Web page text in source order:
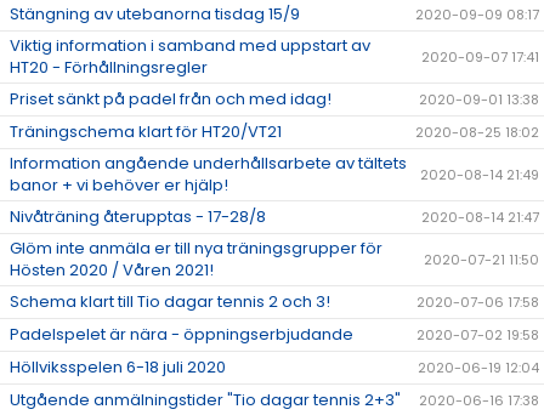
Stängning av utebanorna tisdag 15/9 2020-09-09 08:17
Viktig information i samband med uppstart av
HT20 - Förhållningsregler
2020-09-07 17:41
Priset sänkt på padel från och med idag! 2020-09-01 13:38
Träningschema klart för HT20/VT21 2020-08-25 18:02
Information angående underhållsarbete av tältets
banor + vi behöver er hjälp!
2020-08-14 21:49
Nivåträning återupptas - 17-28/8 2020-08-14 21:47
Glöm inte anmäla er till nya träningsgrupper för
Hösten 2020 / Våren 2021!
2020-07-21 11:50
Schema klart till Tio dagar tennis 2 och 3! 2020-07-06 17:58
Padelspelet är nära - öppningserbjudande 2020-07-02 19:58
Höllviksspelen 6-18 juli 2020 2020-06-19 12:04
Utgående anmälningstider "Tio dagar tennis 2+3" 2020-06-16 17:38